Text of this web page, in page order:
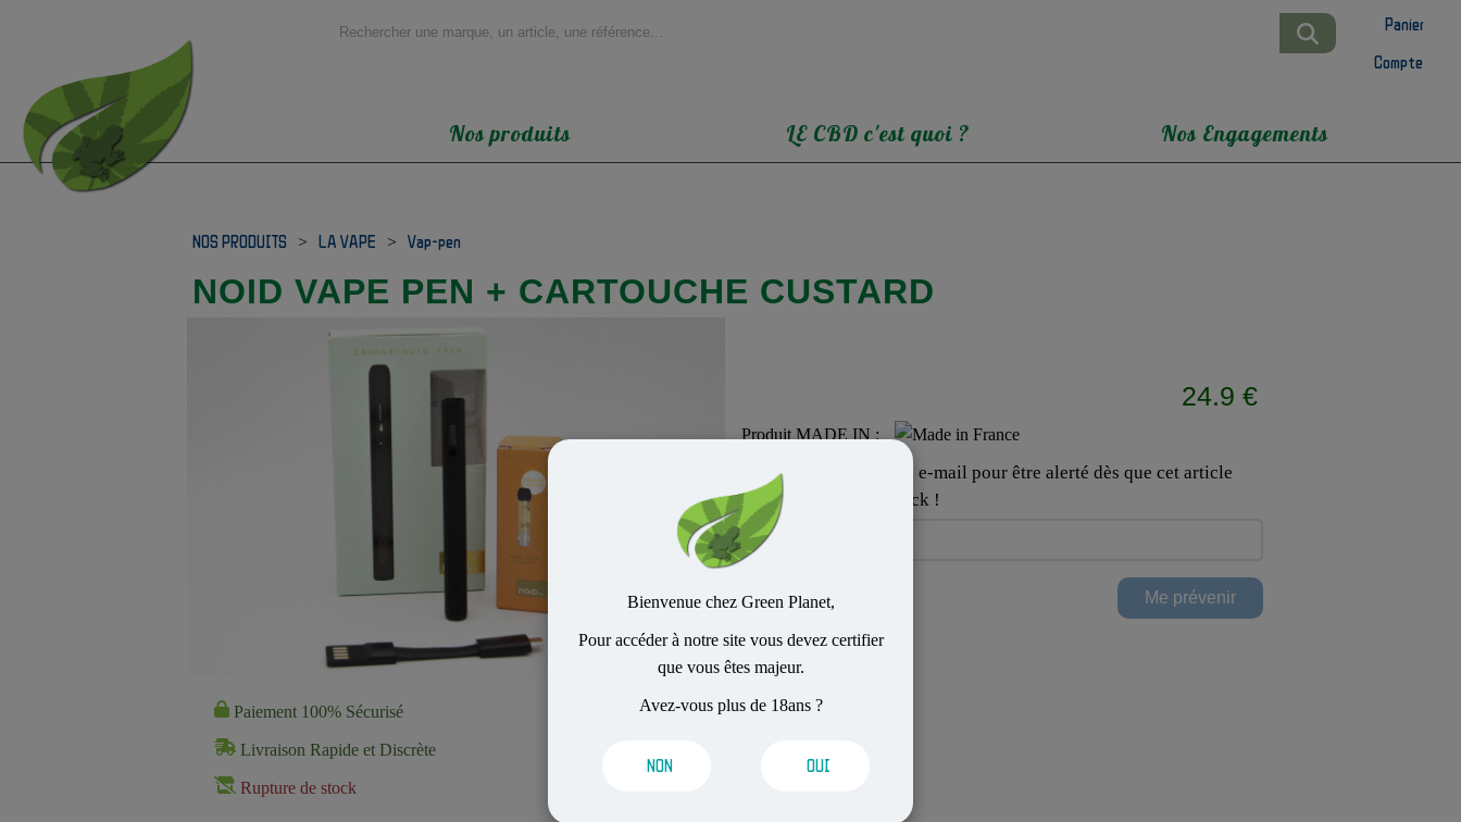
Bienvenue chez Green Planet,
Pour accéder à notre site vous devez certifier
que vous êtes majeur.
Avez-vous plus de 18ans ?
NON OUI
Panier
Compte
Nos produits LE CBD c'est quoi ? Nos Engagements
NOS PRODUITS > LA VAPE > Vap-pen
NOID VAPE PEN + CARTOUCHE CUSTARD
Paiement 100% Sécurisé
Livraison Rapide et Discrète
Rupture de stock
24.9 €
Produit MADE IN :
Inscrivez votre adresse e-mail pour être alerté dès que cet article
sera de nouveau en stock !